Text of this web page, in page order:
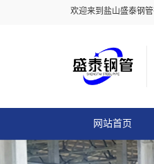
欢迎来到盐山盛泰钢管
网站首页